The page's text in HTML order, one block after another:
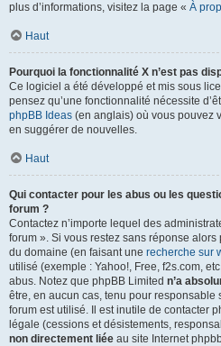
plus d’informations, visitez la page « À
Haut
Pourquoi la fonctionnalité X n’est pas
Ce logiciel a été développé et mis sous
pensez qu’une fonctionnalité nécessite
phpBB Ideas (en anglais) où vous pouvez
en suggérer de nouvelles.
Haut
Qui contacter pour les abus ou les
forum ?
Contactez n’importe lequel des
forum ». Si vous restez sans réponse
du domaine (en faisant une recherche sur
utilisé (exemple : Yahoo!, Free, f2s.com,
abus. Notez que phpBB Limited n’a
être, en aucun cas, tenu pour responsable
forum est utilisé. Il est inutile de contacter
légale (cessions et désistements,
non directement liée au site Internet